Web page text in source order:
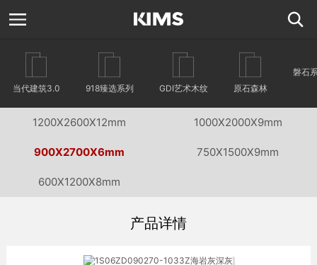
当代建筑3.0 918臻选系列 GDI艺术木纹 原石森林
磐石
1200X2600X12mm 1000X2000X9mm
900X2700X6mm 750X1500X9mm
600X1200X8mm
产品详情